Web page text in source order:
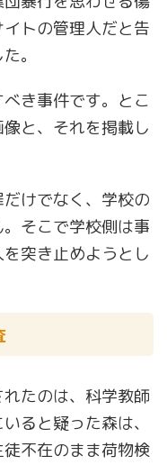
トの管理人だと告
。
き事件です。とこ
と、それを掲載し
けでなく、学校の
そこで学校側は事
突き止めようとし
たのは、科学教師
ると疑った森は、
不在のまま荷物検